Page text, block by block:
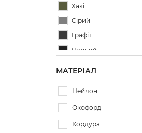
Хакі
Сірий
Графіт
Чорний
Синьо-чорний
Коричневий камуфляж
Бордовий камуфляж
МАТЕРІАЛ
Нейлон
Оксфорд
Кордура